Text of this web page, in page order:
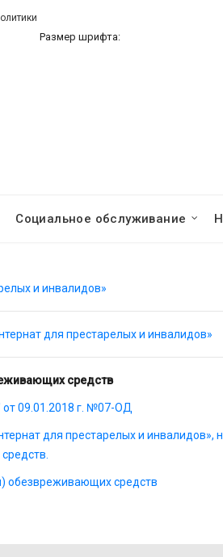
Размер шрифта:
Социальное обслуживание
и инвалидов»
для престарелых и инвалидов»
средств
09.01.2018 г. №07-ОД
для престарелых и инвалидов»,
обезвреживающих средств